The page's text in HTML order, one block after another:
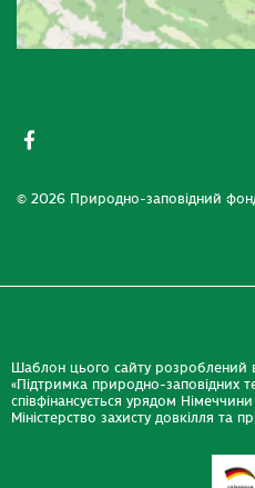
© 2026 Природно-заповідний
Шаблон цього сайту розроблений
«Підтримка природно-заповідних
співфінансується урядом
Міністерство захисту довкілля та